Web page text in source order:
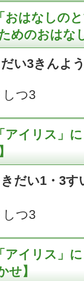
おはなしの
めのおはな
い3きんよ
つ3
アイリス」
だい1・3す
つ3
アイリス」
せ】